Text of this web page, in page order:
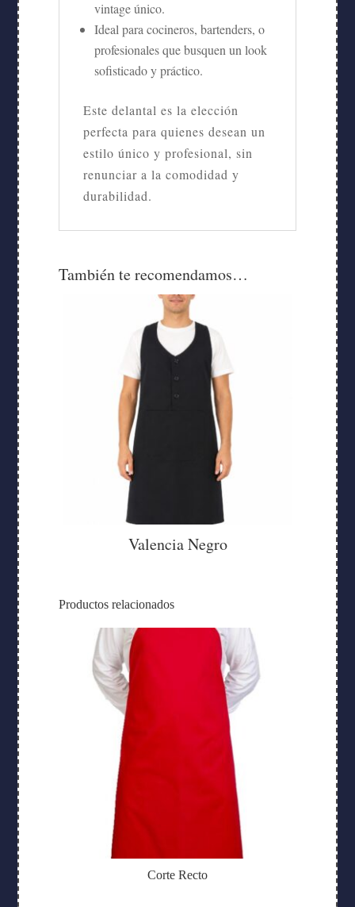
vintage único.
Ideal para cocineros, bartenders, o
profesionales que busquen un look
sofisticado y práctico.
Este delantal es la elección
perfecta para quienes desean un
estilo único y profesional, sin
renunciar a la comodidad y
durabilidad.
También te recomendamos…
Valencia Negro
Productos relacionados
Corte Recto